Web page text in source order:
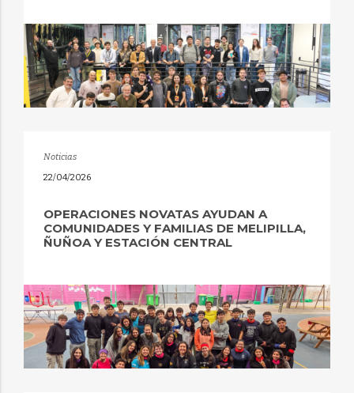
Noticias
22/04/2026
OPERACIONES NOVATAS AYUDAN A
COMUNIDADES Y FAMILIAS DE MELIPILLA,
ÑUÑOA Y ESTACIÓN CENTRAL